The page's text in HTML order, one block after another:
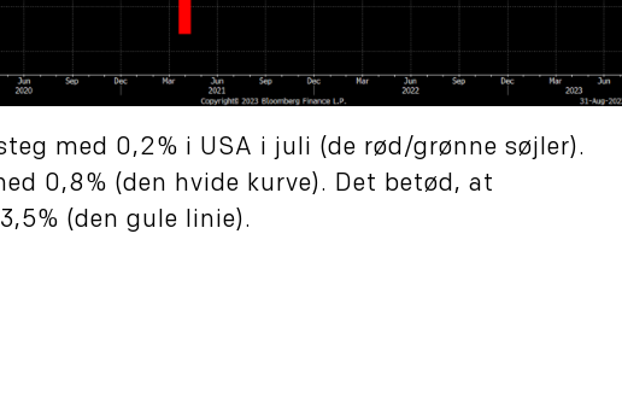
med 0,2% i USA i juli (de rød/grønne søjler).
0,8% (den hvide kurve). Det betød, at
(den gule linie).